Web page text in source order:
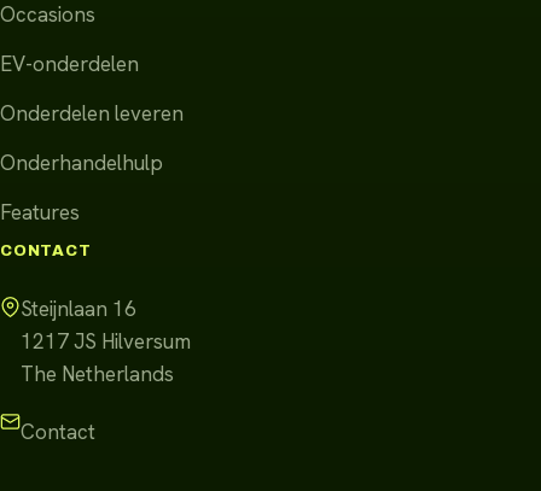
Occasions
EV-onderdelen
Onderdelen leveren
Onderhandelhulp
Features
CONTACT
Steijnlaan 16
1217 JS Hilversum
The Netherlands
Contact